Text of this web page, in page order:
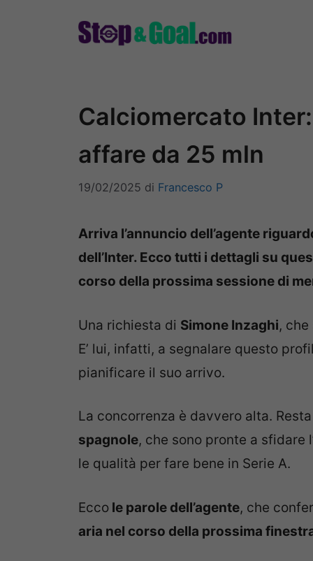
Calciomercato
affare da 25 mln
19/02/2025 di Francesco P
Arriva l’annuncio dell’agente
dell’Inter. Ecco tutti i dettagli su
corso della prossima sessione di
Una richiesta di Simone Inzaghi,
E’ lui, infatti, a segnalare questo
pianificare il suo arrivo.
La concorrenza è davvero alta. Resta
spagnole, che sono pronte a sfidare
le qualità per fare bene in Serie A.
Ecco le parole dell’agente, che
aria nel corso della prossima